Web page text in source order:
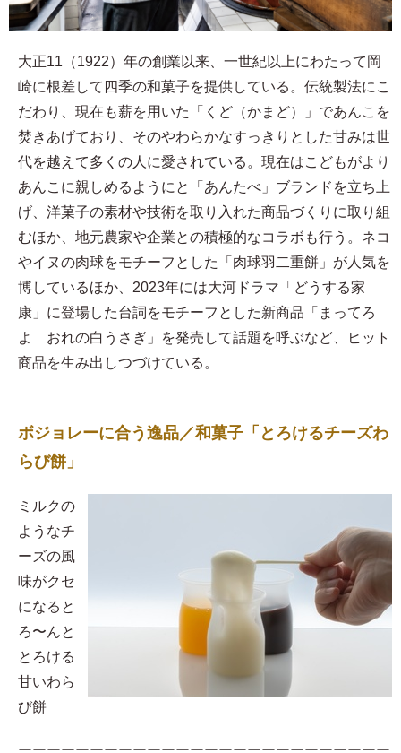
大正11（1922）年の創業以来、一世紀以上にわたって岡
崎に根差して四季の和菓子を提供している。伝統製法にこ
だわり、現在も薪を用いた「くど（かまど）」であんこを
焚きあげており、そのやわらかなすっきりとした甘みは世
代を越えて多くの人に愛されている。現在はこどもがより
あんこに親しめるようにと「あんたべ」ブランドを立ち上
げ、洋菓子の素材や技術を取り入れた商品づくりに取り組
むほか、地元農家や企業との積極的なコラボも行う。ネコ
やイヌの肉球をモチーフとした「肉球羽二重餅」が人気を
博しているほか、2023年には大河ドラマ「どうする家
康」に登場した台詞をモチーフとした新商品「まってろ
よ おれの白うさぎ」を発売して話題を呼ぶなど、ヒット
商品を生み出しつづけている。
ボジョレーに合う逸品／和菓子「とろけるチーズわ
らび餅」
​ミルクの
ようなチ
ーズの風
味がクセ
になると
ろ〜んと
とろける
甘いわら
び餅